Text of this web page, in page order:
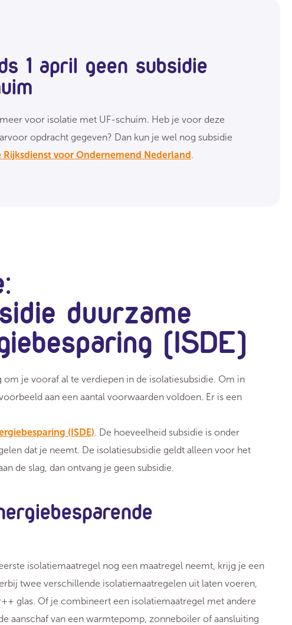
1 april geen subsidie
voor isolatie met UF-schuim. Heb je voor deze
opdracht gegeven? Dan kun je wel nog subsidie
Rijksdienst voor Ondernemend Nederland.
duurzame
(ISDE)
je vooraf al te verdiepen in de isolatiesubsidie. Om in
aan een aantal voorwaarden voldoen. Er is een
(ISDE). De hoeveelheid subsidie is onder
dat je neemt. De isolatiesubsidie geldt alleen voor het
de slag, dan ontvang je geen subsidie.
isolatiemaatregel nog een maatregel neemt, krijg je een
twee verschillende isolatiemaatregelen uit laten voeren,
glas. Of je combineert een isolatiemaatregel met andere
aanschaf van een warmtepomp, zonneboiler of aansluiting